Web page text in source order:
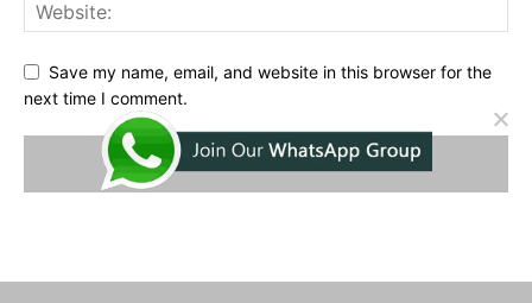
Save my name, email, and website in this browser for the
next time I comment.